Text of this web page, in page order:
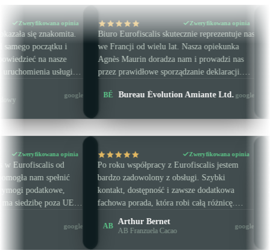
i
Zweryfikowana opinia
Biuro Eurofiscalis skutecznie reprezentuje nas
we Francji od wielu lat. Nasza opiekunka
Agnès Maurin doradza nam i prowadzi nas
przez prawidłowe sporządzanie deklaracji.
Bureau Évolution Amiante Ltd.google
Biuro, które nas
zakresie VAT
Naprawdę
naszymi
LG Laetitia
VAT Amazon
Zweryfikowana opinia
z Agnès w Eurofiscalis od
i bardzo pomogła nam spełnić
oraz wymogi podatkowe,
nasza firma ma siedzibę poza UE.
polecam zarówno ją, jak i
google
Po roku współpracy z Eurofiscalis
bardzo zadowolony z obsługi. Szybki
kontakt, dostępność i zawsze
fachowa porada, która robi całą
jesteśmy świetnie prowadzeni i
AB Arthur Bernet
AB Franzuela Cacao